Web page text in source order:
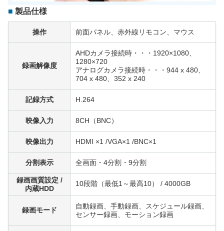
製品仕様
操作 前面パネル、赤外線リモコン、マウス
録画解像度
AHDカメラ接続時・・・1920×1080、
1280×720
アナログカメラ接続時・・・944 x 480、
704 x 480、352 x 240
記録方式 H.264
映像入力 8CH（BNC）
映像出力 HDMI ×1 /VGA×1 /BNC×1
分割表示 全画面・4分割・9分割
録画画質設定 /
内蔵HDD
10段階（最低1～最高10） / 4000GB
録画モード
自動録画、手動録画、スケジュール録画、
センサー録画、モーション録画